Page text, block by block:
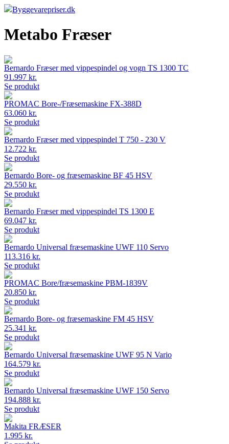
Byggevarepriser.dk
Metabo Fræser
Bernardo Fræser med vippespindel og vogn TS 1300 TC
91.997 kr.
Se produkt
PROMAC Bore-/Fræsemaskine FX-388D
63.060 kr.
Se produkt
Bernardo Fræser med vippespindel T 750 - 230 V
12.722 kr.
Se produkt
Bernardo Bore- og fræsemaskine BF 45 HSV
29.550 kr.
Se produkt
Bernardo Fræser med vippespindel TS 1300 E
69.047 kr.
Se produkt
Bernardo Universal fræsemaskine UWF 110 Servo
113.316 kr.
Se produkt
PROMAC Bore/fræsemaskine PBM-1839V
20.850 kr.
Se produkt
Bernardo Bore- og fræsemaskine FM 45 HSV
25.341 kr.
Se produkt
Bernardo Universal fræsemaskine UWF 95 N Vario
164.579 kr.
Se produkt
Bernardo Universal fræsemaskine UWF 150 Servo
194.888 kr.
Se produkt
Makita FRÆSER
1.995 kr.